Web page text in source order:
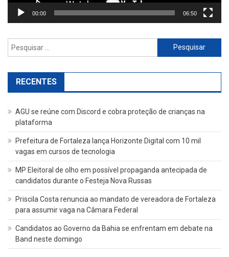
00:00 06:50
Pesquisar
por:
RECENTES
AGU se reúne com Discord e cobra proteção de crianças na
plataforma
Prefeitura de Fortaleza lança Horizonte Digital com 10 mil
vagas em cursos de tecnologia
MP Eleitoral de olho em possível propaganda antecipada de
candidatos durante o Festeja Nova Russas
Priscila Costa renuncia ao mandato de vereadora de Fortaleza
para assumir vaga na Câmara Federal
Candidatos ao Governo da Bahia se enfrentam em debate na
Band neste domingo